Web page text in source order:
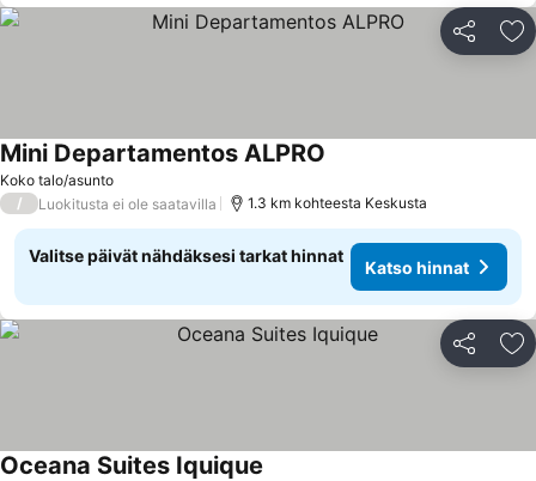
Jaa
Koko talo/asunto
Mini Departamentos ALPRO
/ Luokitusta ei ole saatavilla 1.3 km kohteesta Keskusta
Valitse päivät nähdäksesi tarkat hinnat
Katso hinnat
Jaa
Oceana Suites Iquique